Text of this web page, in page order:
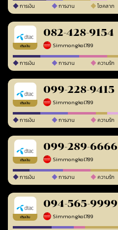
การเงิน การงาน โชคลาภ
เติมเงิน
082-428-9154
Simmongkol789
การเงิน การงาน ความรัก
เติมเงิน
099-228-9415
Simmongkol789
การเงิน การงาน ความรัก
เติมเงิน
099-289-6666
Simmongkol789
การเงิน การงาน ความรัก
เติมเงิน
094-565-9999
Simmongkol789